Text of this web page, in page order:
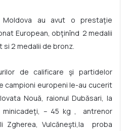
Moldova au avut o prestaţie
European, obţinînd 2 medalii
si 2 medalii de bronz.
de calificare şi partidelor
campioni europeni le-au cucerit
Nouă, raionul Dubăsari, la
minicadeţi, – 45 kg , antrenor
Zgherea, Vulcăneşti,la proba